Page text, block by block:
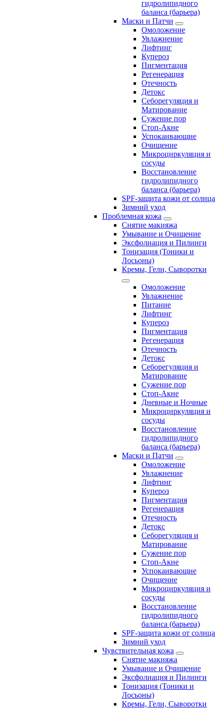
гидролипидного
баланса (барьера)
Маски и Патчи
Омоложение
Увлажнение
Лифтинг
Купероз
Пигментация
Регенерация
Отечность
Детокс
Себорегуляция и
Матирование
Сужение пор
Стоп-Акне
Успокаивающие
Очищение
Микроциркуляция и
сосуды
Восстановление
гидролипидного
баланса (барьера)
SPF-защита кожи от солнца
Зимний уход
Проблемная кожа
Снятие макияжа
Умывание и Очищение
Эксфолиация и Пилинги
Тонизация (Тоники и
Лосьоны)
Кремы, Гели, Сыворотки
Омоложение
Увлажнение
Питание
Лифтинг
Купероз
Пигментация
Регенерация
Отечность
Детокс
Себорегуляция и
Матирование
Сужение пор
Стоп-Акне
Дневные и Ночные
Микроциркуляция и
сосуды
Восстановление
гидролипидного
баланса (барьера)
Маски и Патчи
Омоложение
Увлажнение
Лифтинг
Купероз
Пигментация
Регенерация
Отечность
Детокс
Себорегуляция и
Матирование
Сужение пор
Стоп-Акне
Успокаивающие
Очищение
Микроциркуляция и
сосуды
Восстановление
гидролипидного
баланса (барьера)
SPF-защита кожи от солнца
Зимний уход
Чувствительная кожа
Снятие макияжа
Умывание и Очищение
Эксфолиация и Пилинги
Тонизация (Тоники и
Лосьоны)
Кремы, Гели, Сыворотки